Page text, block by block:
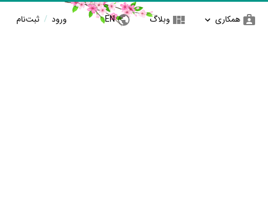
همکاری وبلاگ EN ورود / ثبت‌نام